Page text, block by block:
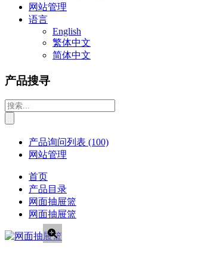
网站管理
语言
English
繁体中文
简体中文
产品搜寻
产品询问列表 (100)
网站管理
首页
产品目录
网面抽屉篮
网面抽屉篮